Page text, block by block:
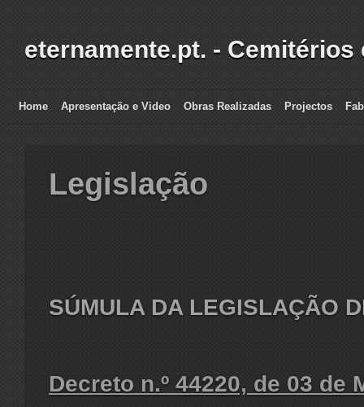
eternamente.pt. - Cemitérios
Home Apresentação e Video Obras Realizadas Projectos
Legislação
SÚMULA DA LEGISLAÇÃO
Decreto n.º 44220, de 03 de